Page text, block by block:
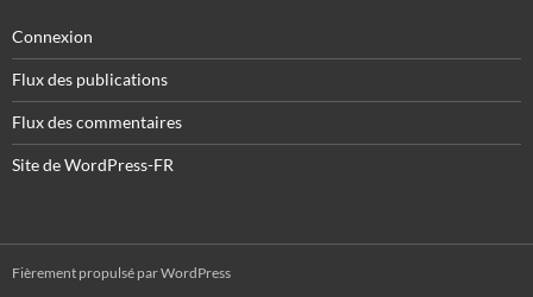
Connexion
Flux des publications
Flux des commentaires
Site de WordPress-FR
Fièrement propulsé par WordPress